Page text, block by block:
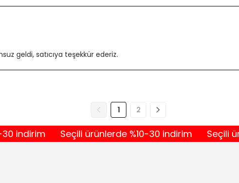
geldi, satıcıya teşekkür ederiz.
1 2
Seçili ürünlerde %10-30 indirim Seçili